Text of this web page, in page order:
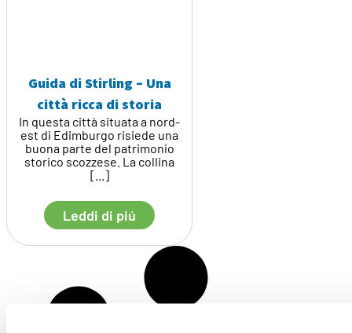
Guida di Stirling – Una
città ricca di storia
In questa città situata a nord-
est di Edimburgo risiede una
buona parte del patrimonio
storico scozzese. La collina
[...]
Leddi di piú